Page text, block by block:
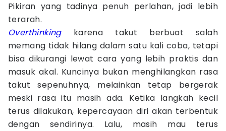
Pikiran yang tadinya penuh perlahan, jadi lebih
terarah.
Overthinkingkarena takut berbuat salah
memang tidak hilang dalam satu kali coba, tetapi
bisa dikurangi lewat cara yang lebih praktis dan
masuk akal. Kuncinya bukan menghilangkan rasa
takut sepenuhnya, melainkan tetap bergerak
meski rasa itu masih ada. Ketika langkah kecil
terus dilakukan, kepercayaan diri akan terbentuk
dengan sendirinya. Lalu, masih mau terus